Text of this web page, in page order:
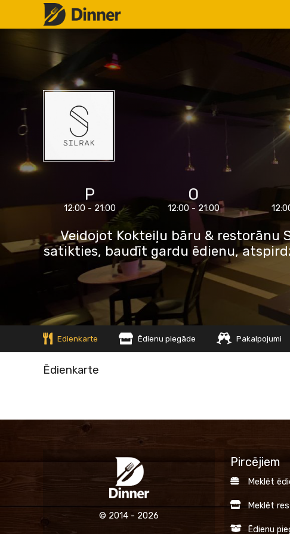
P
12:00 - 21:00
O
12:00 - 21:00
Veidojot Kokteiļu bāru & restorānu
satikties, baudīt gardu ēdienu,
Edienkarte Ēdienu piegāde Pakalpojumi
Ēdienkarte
© 2014 - 2026
Pircējiem
Meklēt
Meklēt
Ēdienu